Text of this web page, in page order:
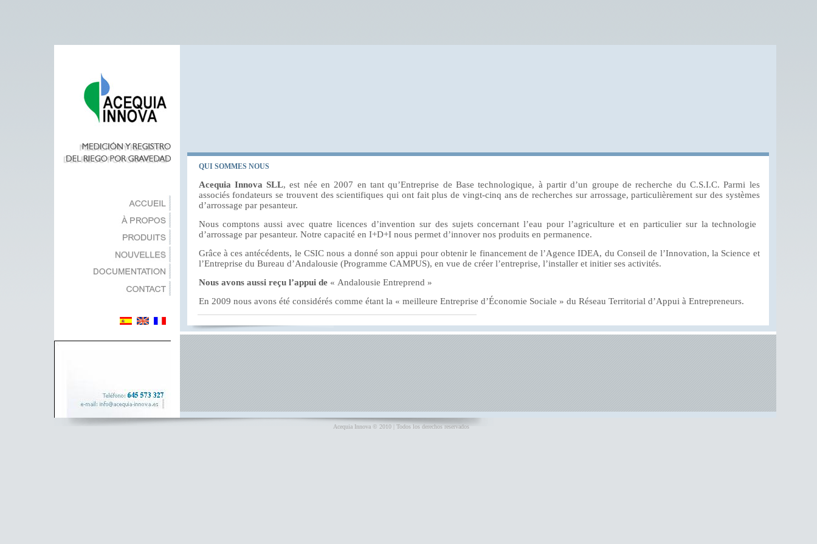
QUI SOMMES NOUS
Acequia Innova SLL, est née en 2007 en tant qu’Entreprise de Base technologique, à partir d’un groupe de recherche du C.S.I.C. Parmi les
associés fondateurs se trouvent des scientifiques qui ont fait plus de vingt-cinq ans de recherches sur arrossage, particulièrement sur des systèmes
d’arrossage par pesanteur.
Nous comptons aussi avec quatre licences d’invention sur des sujets concernant l’eau pour l’agriculture et en particulier sur la technologie
d’arrossage par pesanteur. Notre capacité en I+D+I nous permet d’innover nos produits en permanence.
Grâce à ces antécédents, le CSIC nous a donné son appui pour obtenir le financement de l’Agence IDEA, du Conseil de l’Innovation, la Science et
l’Entreprise du Bureau d’Andalousie (Programme CAMPUS), en vue de créer l’entreprise, l’installer et initier ses activités.
Nous avons aussi reçu l’appui de« Andalousie Entreprend »
En 2009 nous avons été considérés comme étant la « meilleure Entreprise d’Économie Sociale » du Réseau Territorial d’Appui à Entrepreneurs.
Acequia Innova © 2010 | Todos los derechos reservados